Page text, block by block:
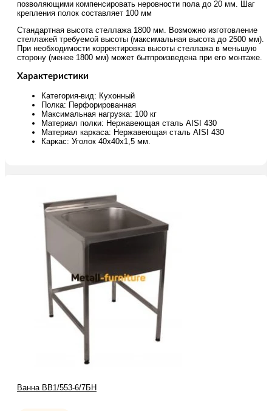
позволяющими компенсировать неровности пола до 20 мм. Шаг
крепления полок составляет 100 мм
Стандартная высота стеллажа 1800 мм. Возможно изготовление
стеллажей требуемой высоты (максимальная высота до 2500 мм).
При необходимости корректировка высоты стеллажа в меньшую
сторону (менее 1800 мм) может бытпроизведена при его монтаже.
Характеристики
Категория-вид: Кухонный
Полка: Перфорированная
Максимальная нагрузка: 100 кг
Материал полки: Нержавеющая сталь AISI 430
Материал каркаса: Нержавеющая сталь AISI 430
Каркас: Уголок 40х40х1,5 мм.
Ванна ВВ1/553-6/7БН